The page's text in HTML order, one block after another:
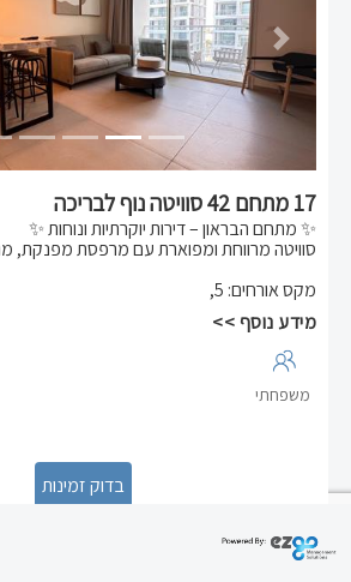
Next
17 מתחם 42 סוויטה נוף לבריכה
✨ מתחם הבראון – דירות יוקרתיות ונוחות ✨
סוויטה מרווחת ומפוארת עם מרפסת מפנקת, מתאימה
🍳 מטבחון מאובזר מלא
מיקום מושלם לשהייה רגועה ונעימה באווירה
מקס אורחים:
5
,
מידע נוסף >>
משפחתי